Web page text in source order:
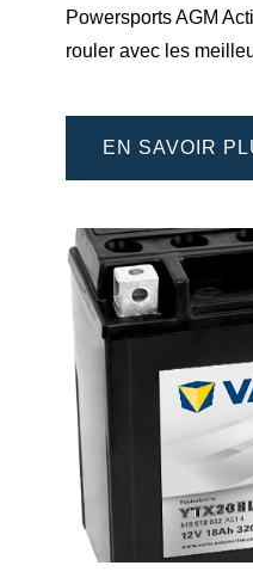
Powersports AGM
rouler avec les
EN SAVOIR